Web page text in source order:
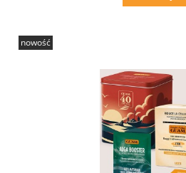
nowość